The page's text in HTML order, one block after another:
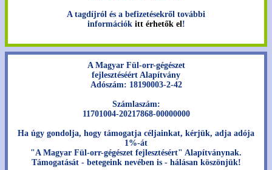
A tagdíjról és a befizetésekről további
információk itt érhetők el!
A Magyar Fül-orr-gégészet
fejlesztéséért Alapítvány
Adószám: 18190003-2-42
Számlaszám:
11701004-20217868-00000000
Ha úgy gondolja, hogy támogatja céljainkat, kérjük, adja adója
1%-át
"A Magyar Fül-orr-gégészet fejlesztésért" Alapítványnak.
Támogatását - betegeink nevében is - hálásan köszönjük!